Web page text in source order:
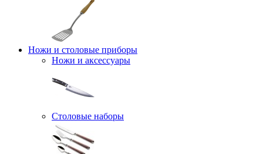
Ножи и столовые приборы
Ножи и аксессуары
Столовые наборы